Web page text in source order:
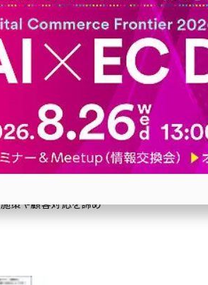
が令和8
急支援
寄贈を
アを
―ズ」
ンキン
「楽天市場」がAI戦略を公開。
「AI店長」「バーチャル試着」
「RMSバナー画像生成」の全ぼ
う【Rakuten AI Optimismレ
ポート】
8割「ノンコア業務の
策や顧客対応を諦め
はこちら↑